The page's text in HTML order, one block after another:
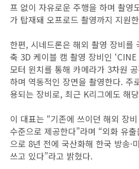
프 없이 자유로운 주행을 하며 촬영
가 탑재돼 오프로드 촬영까지 지원
한편, 시네드론은 해외 촬영 장비를
축 3D 케이블 캠 촬영 장비인 ‘CINE
모터 윈치를 통해 카메라가 3차원
하며 역동적인 장면을 촬영한다. 주
용되는 장비로, 최근 K리그에도 해
이 대표는 “기존에 쓰이던 해외 장
수준으로 제공한다”라며 “외화 유
으로 8년 전에 국산화해 한국 방송·
쓰고 있다”라고 밝혔다.